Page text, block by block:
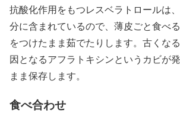
抗酸化作用をもつレスベラトロールは
分に含まれているので、薄皮ごと食べ
をつけたまま茹でたりします。古くな
因となるアフラトキシンというカビが
まま保存します。
食べ合わせ